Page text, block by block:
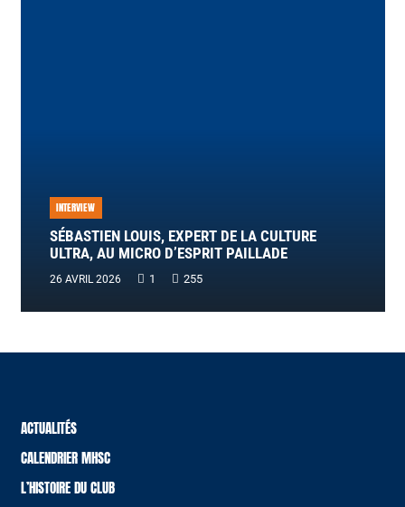
INTERVIEW
SÉBASTIEN LOUIS, EXPERT DE LA CULTURE
ULTRA, AU MICRO D’ESPRIT PAILLADE
26 AVRIL 2026 1 Commentaire
255
ACTUALITÉS
CALENDRIER MHSC
L’HISTOIRE DU CLUB